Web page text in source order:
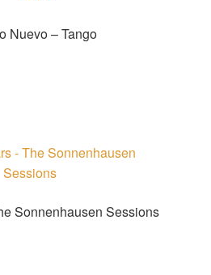
Nuevo – Tango
Sonnenhausen Sessions